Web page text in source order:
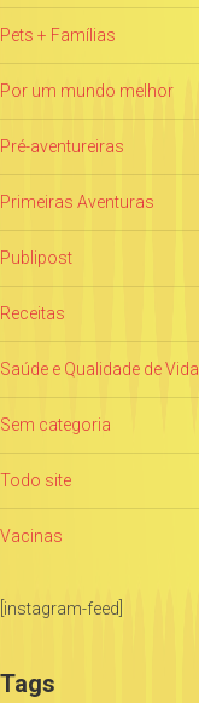
Pets + Famílias
Por um mundo melhor
Pré-aventureiras
Primeiras Aventuras
Publipost
Receitas
Saúde e Qualidade de Vida
Sem categoria
Todo site
Vacinas
[instagram-feed]
Tags